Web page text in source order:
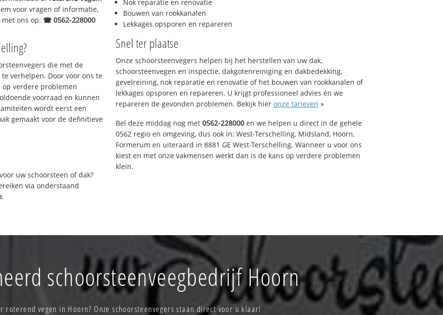
voor vragen of informatie,
ons op: ☎ 0562-228000
die met de
verhelpen. Door voor ons te
op verdere problemen
voorraad en kunnen
wordt eerst een
gemaakt voor de definitieve
uw schoorsteen of dak?
via onderstaand
.
Nok reparatie en renovatie
Bouwen van rookkanalen
Lekkages opsporen en repareren
Snel ter plaatse
Onze schoorsteenvegers helpen bij het herstellen van uw dak,
schoorsteenvegen en inspectie, dakgotenreiniging en dakbedekking,
gevelreining, nok reparatie en renovatie of het bouwen van rookkanalen of
lekkages opsporen en repareren. U krijgt professioneel advies én we
repareren de gevonden problemen. Bekijk hier onze tarieven »
Bel deze middag nog met 0562-228000 en we helpen u direct in de gehele
0562 regio en omgeving, dus ook in: West-Terschelling, Midsland, Hoorn,
Formerum en uiteraard in 8881 GE West-Terschelling. Wanneer u voor ons
kiest en met onze vakmensen werkt dan is de kans op verdere problemen
klein.
schoorsteenveegbedrijf Hoorn
roterend vegen in Hoorn? Onze schoorsteenvegers staan direct voor u klaar!